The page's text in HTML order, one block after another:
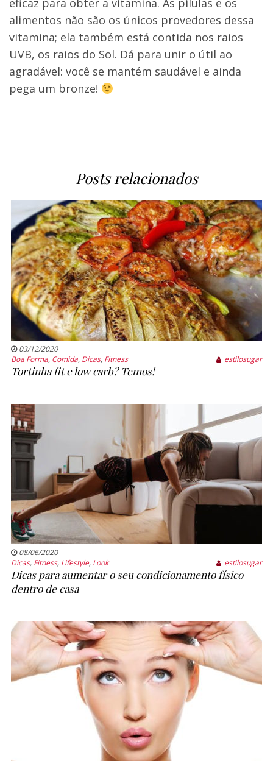
eficaz para obter a vitamina. As pílulas e os
alimentos não são os únicos provedores dessa
vitamina; ela também está contida nos raios
UVB, os raios do Sol. Dá para unir o útil ao
agradável: você se mantém saudável e ainda
pega um bronze!
Posts relacionados
03/12/2020
Boa Forma, Comida, Dicas, Fitness estilosugar
Tortinha fit e low carb? Temos!
08/06/2020
Dicas, Fitness, Lifestyle, Look estilosugar
Dicas para aumentar o seu condicionamento físico
dentro de casa